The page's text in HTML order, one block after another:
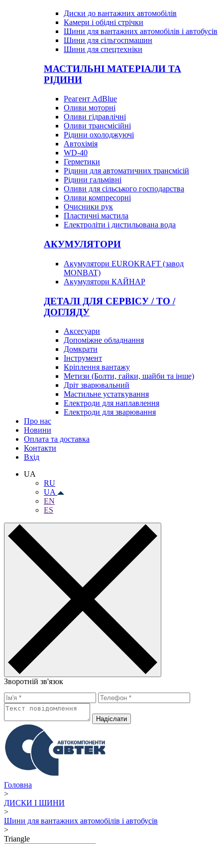
Диски до вантажних автомобілів
Камери і обідні стрічки
Шини для вантажних автомобілів і автобусів
Шини для сільгоспмашин
Шини для спецтехніки
МАСТИЛЬНІ МАТЕРІАЛИ ТА
РІДИНИ
Реагент AdBlue
Оливи моторні
Оливи гідравлічні
Оливи трансмісійні
Рідини охолоджуючі
Автохімія
WD-40
Герметики
Рідини для автоматичних трансмісій
Рідини гальмівні
Оливи для сільського господарства
Оливи компресорні
Очисники рук
Пластичні мастила
Електроліти і дистильована вода
АКУМУЛЯТОРИ
Акумулятори EUROKRAFT (завод
MONBAT)
Акумулятори КАЙНАР
ДЕТАЛІ ДЛЯ СЕРВІСУ / ТО /
ДОГЛЯДУ
Аксесуари
Допоміжне обладнання
Домкрати
Інструмент
Кріплення вантажу
Метизи (Болти, гайки, шайби та інше)
Дріт зварювальний
Мастильне устаткування
Електроди для наплавлення
Електроди для зварювання
Про нас
Новини
Оплата та доставка
Контакти
Вхiд
UA
RU
UA
EN
ES
Зворотній зв'язок
Надiслати
Головна
>
ДИСКИ І ШИНИ
>
Шини для вантажних автомобілів і автобусів
>
Triangle